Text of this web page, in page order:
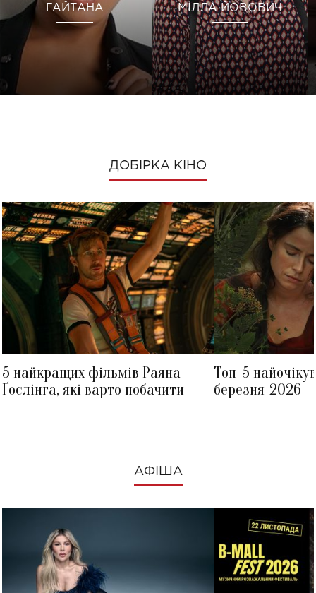
ГАЙТАНА МІЛЛА ЙОВОВИЧ
ДОБІРКА КІНО
5 найкращих фільмів Раяна
Ґослінга, які варто побачити
Топ-5
березня-2026
АФІША